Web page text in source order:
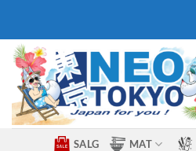
content
SALG MAT